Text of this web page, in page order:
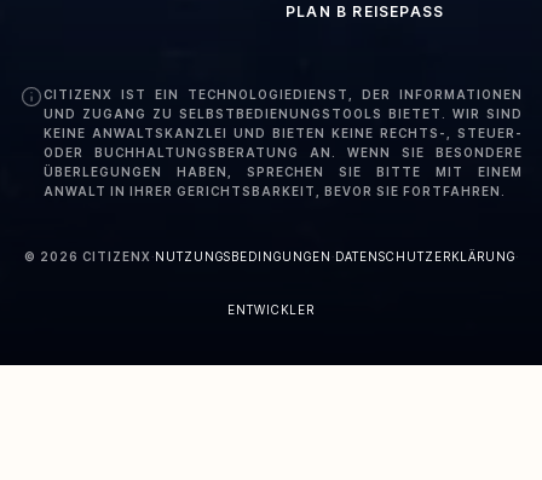
PLAN B REISEPASS
CITIZENX IST EIN TECHNOLOGIEDIENST, DER INFORMATIONEN
UND ZUGANG ZU SELBSTBEDIENUNGSTOOLS BIETET. WIR SIND
KEINE ANWALTSKANZLEI UND BIETEN KEINE RECHTS-, STEUER-
ODER BUCHHALTUNGSBERATUNG AN. WENN SIE BESONDERE
ÜBERLEGUNGEN HABEN, SPRECHEN SIE BITTE MIT EINEM
ANWALT IN IHRER GERICHTSBARKEIT, BEVOR SIE FORTFAHREN.
© 2026 CITIZENX ·NUTZUNGSBEDINGUNGEN ·DATENSCHUTZERKLÄRUNG·
ENTWICKLER